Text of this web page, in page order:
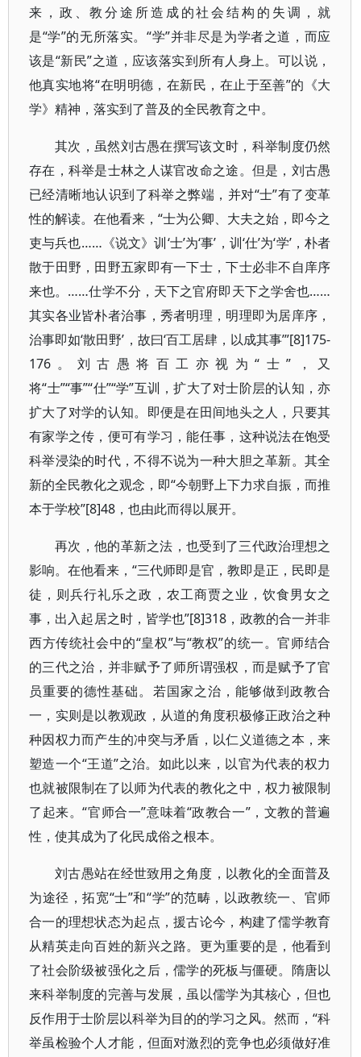
来，政、教分途所造成的社会结构的失调，就
是“学”的无所落实。“学”并非尽是为学者之道，而应
该是“新民”之道，应该落实到所有人身上。可以说，
他真实地将“在明明德，在新民，在止于至善”的《大
学》精神，落实到了普及的全民教育之中。
其次，虽然刘古愚在撰写该文时，科举制度仍然
存在，科举是士林之人谋官改命之途。但是，刘古愚
已经清晰地认识到了科举之弊端，并对“士”有了变革
性的解读。在他看来，“士为公卿、大夫之始，即今之
吏与兵也……《说文》训‘士’为‘事’，训‘仕’为‘学’，朴者
散于田野，田野五家即有一下士，下士必非不自庠序
来也。……仕学不分，天下之官府即天下之学舍也……
其实各业皆朴者治事，秀者明理，明理即为居庠序，
治事即如‘散田野’，故曰‘百工居肆，以成其事’”[8]175-
176。刘古愚将百工亦视为“士”，又
将“士”“事”“仕”“学”互训，扩大了对士阶层的认知，亦
扩大了对学的认知。即便是在田间地头之人，只要其
有家学之传，便可有学习，能任事，这种说法在饱受
科举浸染的时代，不得不说为一种大胆之革新。其全
新的全民教化之观念，即“今朝野上下力求自振，而推
本于学校”[8]48，也由此而得以展开。
再次，他的革新之法，也受到了三代政治理想之
影响。在他看来，“三代师即是官，教即是正，民即是
徒，则兵行礼乐之政，农工商贾之业，饮食男女之
事，出入起居之时，皆学也”[8]318，政教的合一并非
西方传统社会中的“皇权”与“教权”的统一。官师结合
的三代之治，并非赋予了师所谓强权，而是赋予了官
员重要的德性基础。若国家之治，能够做到政教合
一，实则是以教观政，从道的角度积极修正政治之种
种因权力而产生的冲突与矛盾，以仁义道德之本，来
塑造一个“王道”之治。如此以来，以官为代表的权力
也就被限制在了以师为代表的教化之中，权力被限制
了起来。“官师合一”意味着“政教合一”，文教的普遍
性，使其成为了化民成俗之根本。
刘古愚站在经世致用之角度，以教化的全面普及
为途径，拓宽“士”和“学”的范畴，以政教统一、官师
合一的理想状态为起点，援古论今，构建了儒学教育
从精英走向百姓的新兴之路。更为重要的是，他看到
了社会阶级被强化之后，儒学的死板与僵硬。隋唐以
来科举制度的完善与发展，虽以儒学为其核心，但也
反作用于士阶层以科举为目的的学习之风。然而，“科
举虽检验个人才能，但面对激烈的竞争也必须做好准